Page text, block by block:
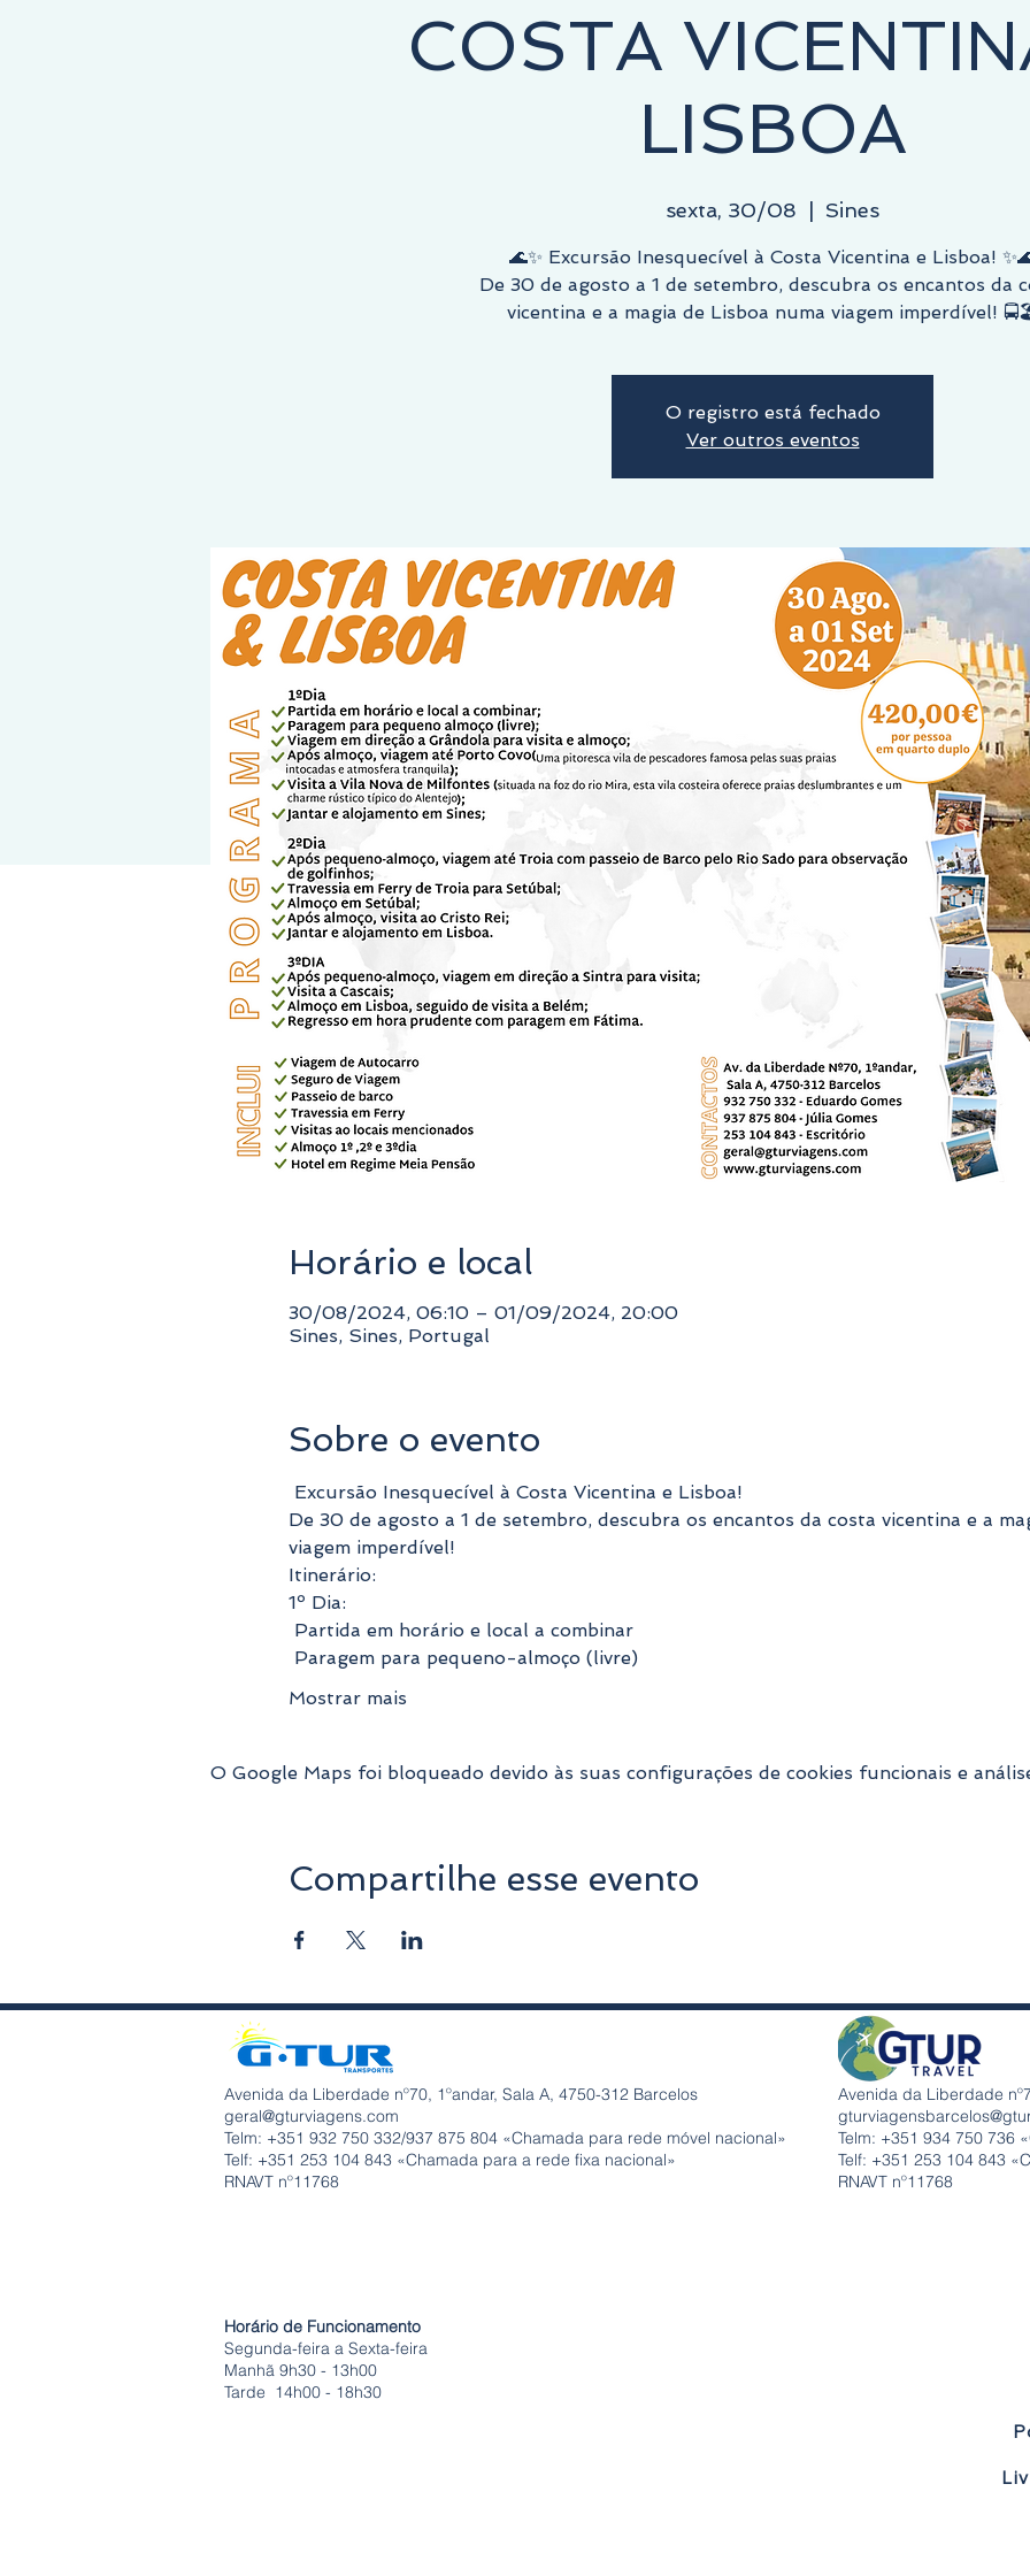
COSTA
LISBOA
sexta, 30/08 Sines
🌊✨ Excursão Inesquecível à Costa Vicentina e Lisboa!
De 30 de agosto a 1 de setembro, descubra os encantos da
vicentina e a magia de Lisboa numa viagem imperdível!
O registro está fechado
Ver outros eventos
Horário e local
30/08/2024, 06:10 – 01/09/2024, 20:00
Sines, Sines, Portugal
Sobre o evento
Excursão Inesquecível à Costa Vicentina e Lisboa!
De 30 de agosto a 1 de setembro, descubra os encantos da costa vicentina e a
viagem imperdível!
Itinerário:
1º Dia:
Partida em horário e local a combinar
Paragem para pequeno-almoço (livre)
Mostrar mais
O Google Maps foi bloqueado devido às suas configurações de cookies funcionais e
Compartilhe esse evento
Avenida da Liberdade nº70, 1ºandar, Sala A, 4750-312 Barcelos
geral@gturviagens.com
Telm: +351 932 750 332/937 875 804 «Chamada para rede móvel nacional»
Telf: +351 253 104 843 «Chamada para a rede fixa nacional»
RNAVT nº11768
Horário de Funcionamento
Segunda-feira a Sexta-feira
Manhã 9h30 - 13h00
Tarde 14h00 - 18h30
Avenida da Liberdade
Telm: +351 934 750 736
Telf: +351 253 104 843
RNAVT nº11768